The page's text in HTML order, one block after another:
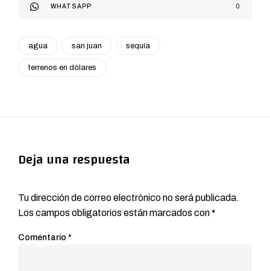
WHATSAPP 0
agua san juan sequía
terrenos en dólares
Deja una respuesta
Tu dirección de correo electrónico no será publicada.
Los campos obligatorios están marcados con*
Comentario *